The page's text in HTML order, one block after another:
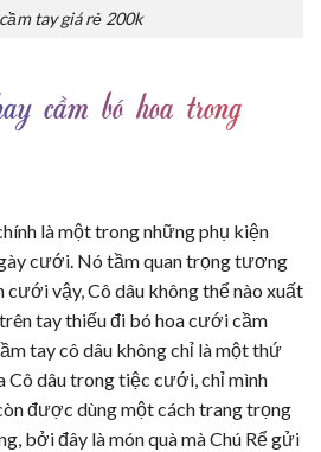
tay giá rẻ 200k
cầm bó hoa trong
là một trong những phụ kiện
cưới. Nó tầm quan trọng tương
vậy, Cô dâu không thể nào xuất
tay thiếu đi bó hoa cưới cầm
tay cô dâu không chỉ là một thứ
Cô dâu trong tiệc cưới, chỉ mình
được dùng một cách trang trọng
bởi đây là món quà mà Chú Rể gửi